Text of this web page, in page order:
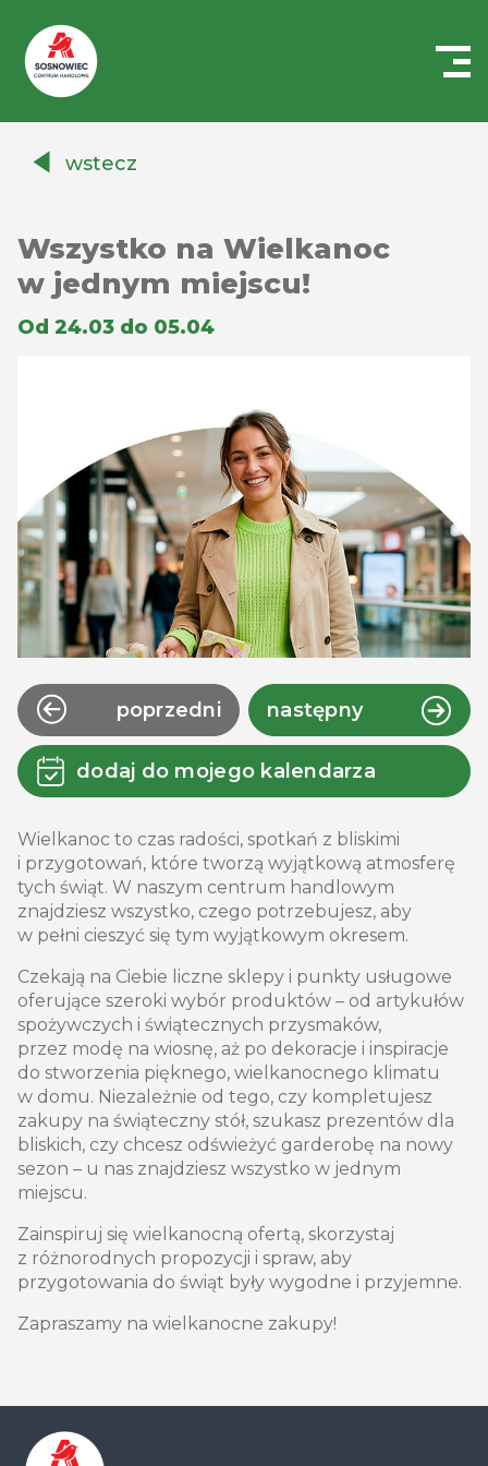
Auchanwstecz
Wszystko na Wielkanoc
w jednym miejscu!
Od 24.03 do 05.04
poprzedni następny
dodaj do mojego kalendarza
Wielkanoc to czas radości, spotkań z bliskimi
i przygotowań, które tworzą wyjątkową atmosferę
tych świąt. W naszym centrum handlowym
znajdziesz wszystko, czego potrzebujesz, aby
w pełni cieszyć się tym wyjątkowym okresem.
Czekają na Ciebie liczne sklepy i punkty usługowe
oferujące szeroki wybór produktów – od artykułów
spożywczych i świątecznych przysmaków,
przez modę na wiosnę, aż po dekoracje i inspiracje
do stworzenia pięknego, wielkanocnego klimatu
w domu. Niezależnie od tego, czy kompletujesz
zakupy na świąteczny stół, szukasz prezentów dla
bliskich, czy chcesz odświeżyć garderobę na nowy
sezon – u nas znajdziesz wszystko w jednym
miejscu.
Zainspiruj się wielkanocną ofertą, skorzystaj
z różnorodnych propozycji i spraw, aby
przygotowania do świąt były wygodne i przyjemne.
Zapraszamy na wielkanocne zakupy!